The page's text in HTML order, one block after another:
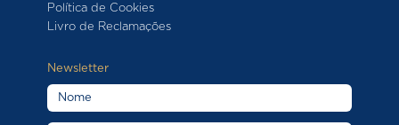
Política de Cookies
Livro de Reclamações
Newsletter